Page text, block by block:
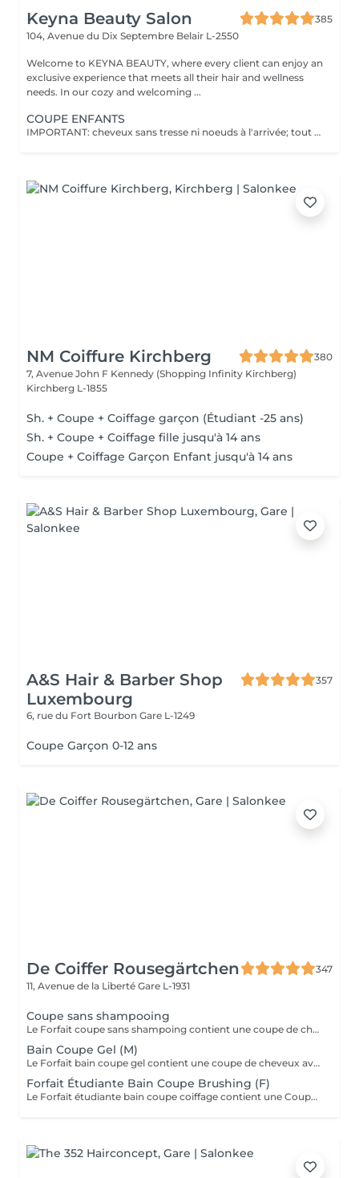
Keyna Beauty Salon
385
104, Avenue du Dix Septembre Belair L-2550
Welcome to KEYNA BEAUTY, where every client can enjoy an
exclusive experience that meets all their hair and wellness
needs. In our cozy and welcoming ...
COUPE ENFANTS
IMPORTANT: cheveux sans tresse ni noeuds à l'arrivée; tout noeuds ou tressage entraîne l'annulation et 50% de la prestation est retenu. Veuillez noter que si un enfant arrive au salon avec des poux, nous ne pourrons pas procéder à la coupe de cheveux pour des raisons de santé et de sécurité. Dans ce cas, le rendez-vous sera tout de même facturé en raison de l'horaire réservé, afin de compenser la perte de chiffre d'affaires. Nous comprenons que cela peut être une situation difficile, et nous vous encourageons à vérifier les cheveux de votre enfant avant le rendez-vous. Merci de votre compréhension !
NM Coiffure Kirchberg
380
7, Avenue John F Kennedy (Shopping Infinity Kirchberg)
Kirchberg L-1855
Sh. + Coupe + Coiffage garçon (Étudiant -25 ans)
Sh. + Coupe + Coiffage fille jusqu'à 14 ans
Coupe + Coiffage Garçon Enfant jusqu'à 14 ans
A&S Hair & Barber Shop
Luxembourg
357
6, rue du Fort Bourbon Gare L-1249
Coupe Garçon 0-12 ans
De Coiffer Rousegärtchen
347
11, Avenue de la Liberté Gare L-1931
Coupe sans shampooing
Le Forfait coupe sans shampoing contient une coupe de cheveux sans shampoing pour les étudiants. En cas de questions veuillez appeler au +352 26 35 02 89.
Bain Coupe Gel (M)
Le Forfait bain coupe gel contient une coupe de cheveux avec shampoing et l'application d'un produit de finition (Gel, Cire, Laque, etc.) pour les étudiants. En cas de questions veuillez appeler au +352 26 35 02 89.
Forfait Étudiante Bain Coupe Brushing (F)
Le Forfait étudiante bain coupe coiffage contient une Coupe et un Brushing pour les étudiantes. Dépendant de la longueur des cheveux, le prix peut varier. En cas de questions veuillez appeler au +352 26 35 02 89.